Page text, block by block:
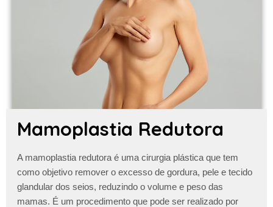
Mamoplastia Redutora
A mamoplastia redutoraé uma cirurgia plástica que tem
como objetivo remover o excesso de gordura, pele e tecido
glandular dos seios, reduzindo o volume e peso das
mamas. É um procedimento que pode ser realizado por